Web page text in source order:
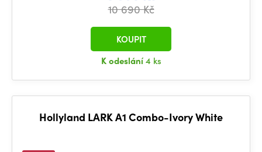
10 690 Kč
K odeslání4 ks
KOUPIT
Hollyland LARK A1 Combo-Ivory White